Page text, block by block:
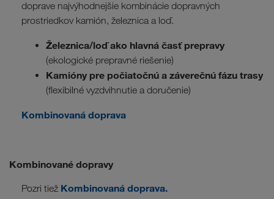
doprave najvýhodnejšie kombinácie dopravných
prostriedkov kamión, železnica a loď.
Železnica/loď ako hlavná časť prepravy
(ekologické prepravné riešenie)
Kamióny pre počiatočnú a záverečnú fázu trasy
(flexibilné vyzdvihnutie a doručenie)
Kombinovaná doprava
Kombinované dopravy
Pozri tiež Kombinovaná doprava.